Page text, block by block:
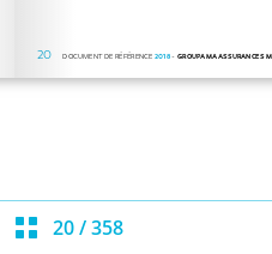
20/358